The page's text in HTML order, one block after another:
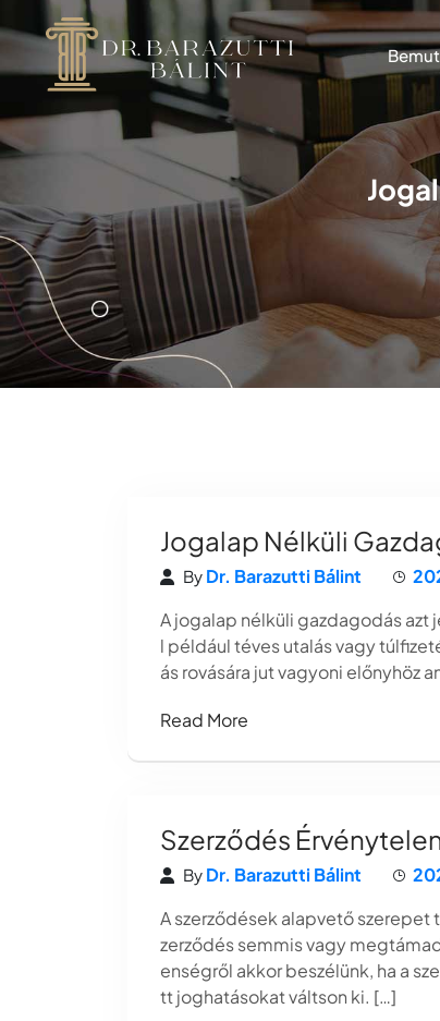
Jogalap Nélküli
By Dr. Barazutti Bálint
A jogalap nélküli gazdagodás azt
l például téves utalás vagy
ás rovására jut vagyoni előnyhöz
Read More
Szerződés
By Dr. Barazutti Bálint
A szerződések alapvető
zerződés semmis vagy
enségről akkor beszélünk, ha a
tt joghatásokat váltson ki. […]